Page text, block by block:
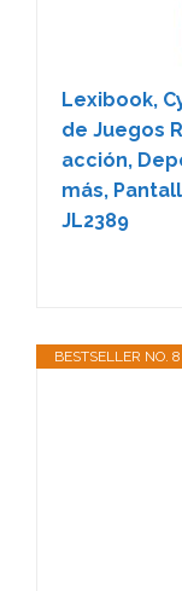
Lexibook,
de Juegos
acción,
más,
JL2389
BESTSELLER NO. 8